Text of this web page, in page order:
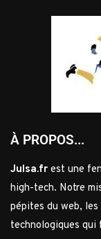
À PROPOS...
Julsa.fr est une
high-tech. Notre
pépites du web,
technologiques qui